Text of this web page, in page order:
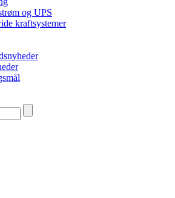
og UPS
kraftsystemer